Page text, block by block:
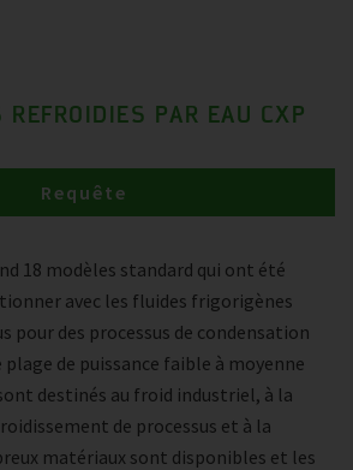
REFROIDIES PAR EAU CXP
18 modèles standard qui ont été
avec les fluides frigorigènes
pour des processus de condensation
plage de puissance faible à moyenne
destinés au froid industriel, à la
de processus et à la
matériaux sont disponibles et les
Requête